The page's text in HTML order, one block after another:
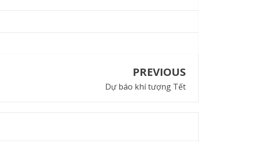
PREVIOUS
Dự báo khí tượng Tết